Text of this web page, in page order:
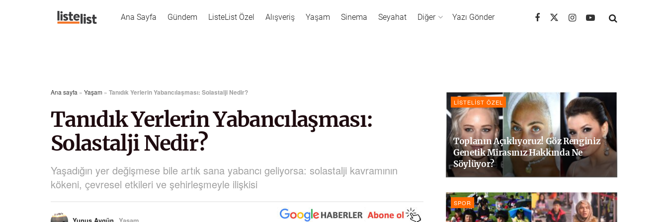
Ana Sayfa Gündem ListeList Özel Alışveriş Yaşam Sinema Seyahat Diğer Yazı Gönder
Ana sayfa » Yaşam » Tanıdık Yerlerin Yabancılaşması: Solastalji Nedir?
Tanıdık Yerlerin Yabancılaşması:
Solastalji Nedir?
Yaşadığın yer değişmese bile artık sana yabancı geliyorsa: solastalji kavramının
kökeni, çevresel etkileri ve şehirleşmeyle ilişkisi
LISTELIST ÖZEL
Toplanın Açıklıyoruz! Göz Renginiz
Genetik Mirasınız Hakkında Ne
Söylüyor?
SPOR